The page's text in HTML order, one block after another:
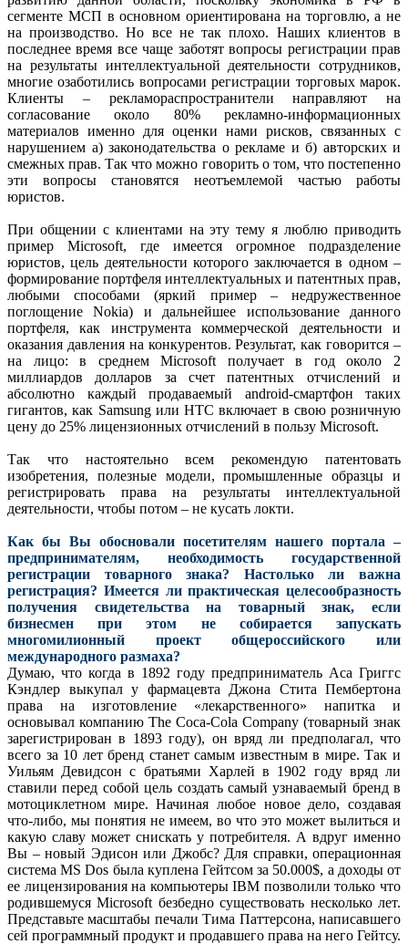
сегменте МСП в основном ориентирована на торговлю, а не
на производство. Но все не так плохо. Наших клиентов в
последнее время все чаще заботят вопросы регистрации прав
на результаты интеллектуальной деятельности сотрудников,
многие озаботились вопросами регистрации торговых марок.
Клиенты – рекламораспространители направляют на
согласование около 80% рекламно-информационных
материалов именно для оценки нами рисков, связанных с
нарушением а) законодательства о рекламе и б) авторских и
смежных прав. Так что можно говорить о том, что постепенно
эти вопросы становятся неотъемлемой частью работы
юристов.
При общении с клиентами на эту тему я люблю приводить
пример Microsoft, где имеется огромное подразделение
юристов, цель деятельности которого заключается в одном –
формирование портфеля интеллектуальных и патентных прав,
любыми способами (яркий пример – недружественное
поглощение Nokia) и дальнейшее использование данного
портфеля, как инструмента коммерческой деятельности и
оказания давления на конкурентов. Результат, как говорится –
на лицо: в среднем Microsoft получает в год около 2
миллиардов долларов за счет патентных отчислений и
абсолютно каждый продаваемый android-смартфон таких
гигантов, как Samsung или HTC включает в свою розничную
цену до 25% лицензионных отчислений в пользу Microsoft.
Так что настоятельно всем рекомендую патентовать
изобретения, полезные модели, промышленные образцы и
регистрировать права на результаты интеллектуальной
деятельности, чтобы потом – не кусать локти.
Как бы Вы обосновали посетителям нашего портала –
предпринимателям, необходимость государственной
регистрации товарного знака? Настолько ли важна
регистрация? Имеется ли практическая целесообразность
получения свидетельства на товарный знак, если
бизнесмен при этом не собирается запускать
многомилионный проект общероссийского или
международного размаха?
Думаю, что когда в 1892 году предприниматель Аса Григгс
Кэндлер выкупал у фармацевта Джона Стита Пембертона
права на изготовление «лекарственного» напитка и
основывал компанию The Coca-Cola Company (товарный знак
зарегистрирован в 1893 году), он вряд ли предполагал, что
всего за 10 лет бренд станет самым известным в мире. Так и
Уильям Девидсон с братьями Харлей в 1902 году вряд ли
ставили перед собой цель создать самый узнаваемый бренд в
мотоциклетном мире. Начиная любое новое дело, создавая
что-либо, мы понятия не имеем, во что это может вылиться и
какую славу может снискать у потребителя. А вдруг именно
Вы – новый Эдисон или Джобс? Для справки, операционная
система MS Dos была куплена Гейтсом за 50.000$, а доходы от
ее лицензирования на компьютеры IBM позволили только что
родившемуся Microsoft безбедно существовать несколько лет.
Представьте масштабы печали Тима Паттерсона, написавшего
сей программный продукт и продавшего права на него Гейтсу.